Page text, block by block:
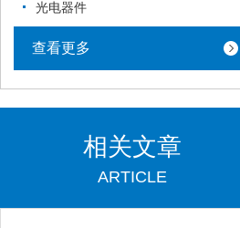
光电器件
查看更多
相关文章
ARTICLE